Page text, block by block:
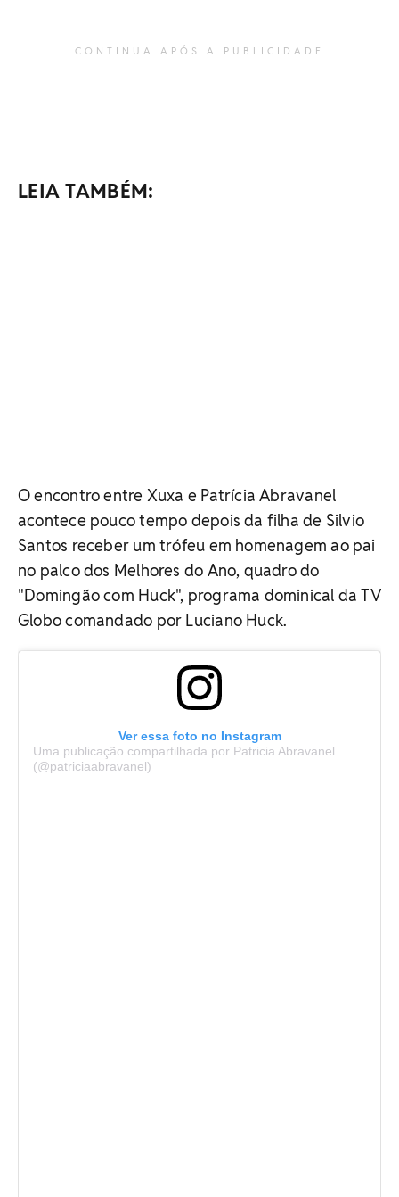
CONTINUA APÓS A PUBLICIDADE
LEIA TAMBÉM:
O encontro entre Xuxa e Patrícia Abravanel
acontece pouco tempo depois da filha de Silvio
Santos receber um trófeu em homenagem ao pai
no palco dos Melhores do Ano, quadro do
"Domingão com Huck", programa dominical da TV
Globo comandado por Luciano Huck.
Ver essa foto no Instagram
Uma publicação compartilhada por Patricia Abravanel
(@patriciaabravanel)